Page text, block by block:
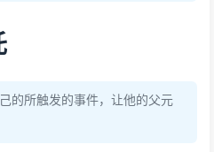
的所触发的事件，让他的父元